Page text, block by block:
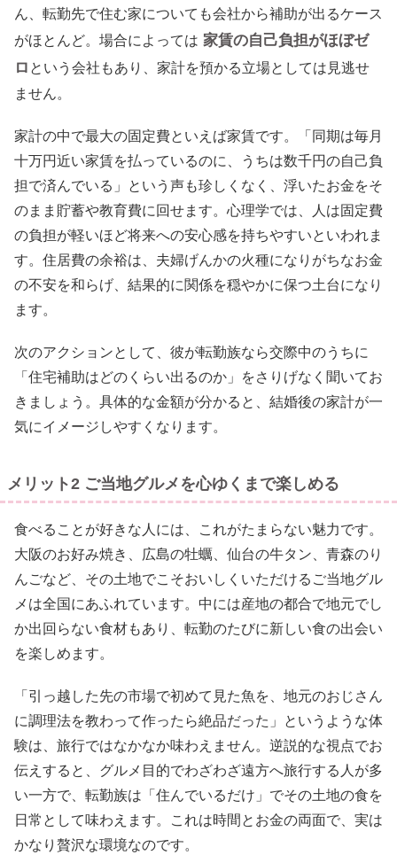
ん、転勤先で住む家についても会社から補助が出るケース
がほとんど。場合によっては 家賃の自己負担がほぼゼ
ロ という会社もあり、家計を預かる立場としては見逃せ
ません。
家計の中で最大の固定費といえば家賃です。「同期は毎月
十万円近い家賃を払っているのに、うちは数千円の自己負
担で済んでいる」という声も珍しくなく、浮いたお金をそ
のまま貯蓄や教育費に回せます。心理学では、人は固定費
の負担が軽いほど将来への安心感を持ちやすいといわれま
す。住居費の余裕は、夫婦げんかの火種になりがちなお金
の不安を和らげ、結果的に関係を穏やかに保つ土台になり
ます。
次のアクションとして、彼が転勤族なら交際中のうちに
「住宅補助はどのくらい出るのか」をさりげなく聞いてお
きましょう。具体的な金額が分かると、結婚後の家計が一
気にイメージしやすくなります。
メリット2 ご当地グルメを心ゆくまで楽しめる
食べることが好きな人には、これがたまらない魅力です。
大阪のお好み焼き、広島の牡蠣、仙台の牛タン、青森のり
んごなど、その土地でこそおいしくいただけるご当地グル
メは全国にあふれています。中には産地の都合で地元でし
か出回らない食材もあり、転勤のたびに新しい食の出会い
を楽しめます。
「引っ越した先の市場で初めて見た魚を、地元のおじさん
に調理法を教わって作ったら絶品だった」というような体
験は、旅行ではなかなか味わえません。逆説的な視点でお
伝えすると、グルメ目的でわざわざ遠方へ旅行する人が多
い一方で、転勤族は「住んでいるだけ」でその土地の食を
日常として味わえます。これは時間とお金の両面で、実は
かなり贅沢な環境なのです。